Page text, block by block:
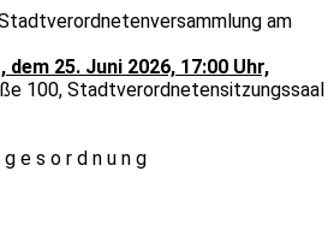
am
dem 25. Juni 2026, 17:00 Uhr,
100, Stadtverordnetensitzungssaal
g e s o r d n u n g